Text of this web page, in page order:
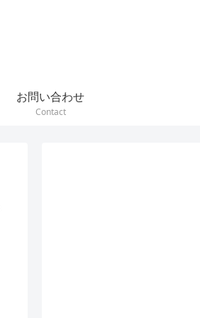
お問い合わせ
Contact